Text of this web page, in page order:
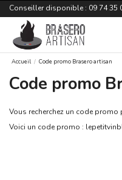
Conseiller disponible : 09 74 35
Accueil Code promo Brasero artisan
Code promo
Vous recherchez un code
Voici un code promo :